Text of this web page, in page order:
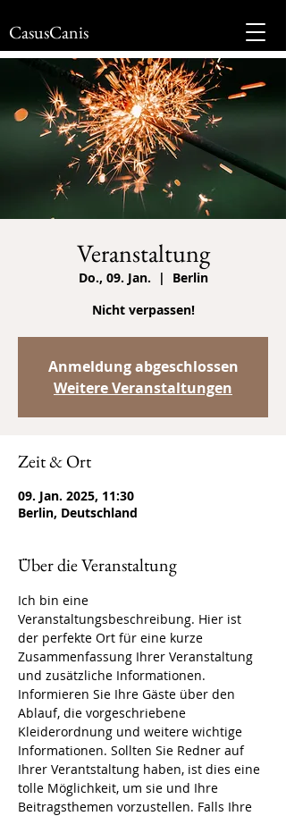
CasusCanis
Veranstaltung
Do., 09. Jan.
  |
Berlin
Nicht verpassen!
Anmeldung abgeschlossen
Weitere Veranstaltungen
Zeit & Ort
09. Jan. 2025, 11:30
Berlin, Deutschland
Über die Veranstaltung
Ich bin eine
Veranstaltungsbeschreibung. Hier ist
der perfekte Ort für eine kurze
Zusammenfassung Ihrer Veranstaltung
und zusätzliche Informationen.
Informieren Sie Ihre Gäste über den
Ablauf, die vorgeschriebene
Kleiderordnung und weitere wichtige
Informationen. Sollten Sie Redner auf
Ihrer Verantstaltung haben, ist dies eine
tolle Möglichkeit, um sie und Ihre
Beitragsthemen vorzustellen. Falls Ihre